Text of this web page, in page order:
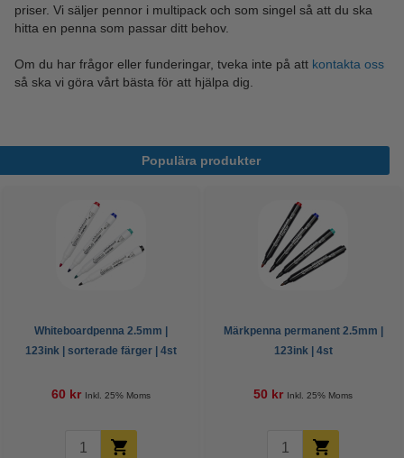
priser. Vi säljer pennor i multipack och som singel så att du ska
hitta en penna som passar ditt behov.
Om du har frågor eller funderingar, tveka inte på att kontakta oss
så ska vi göra vårt bästa för att hjälpa dig.
Populära produkter
Whiteboardpenna 2.5mm |
123ink | sorterade färger | 4st
60 kr Inkl. 25% Moms
Märkpenna permanent 2.5mm |
123ink | 4st
50 kr Inkl. 25% Moms